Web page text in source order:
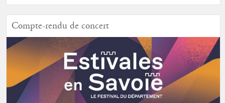
Compte-rendu de concert